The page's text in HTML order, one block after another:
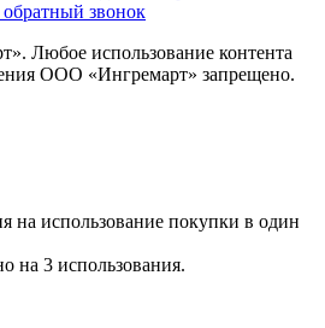
обратный звонок
Любое использование контента
ООО «Ингремарт» запрещено.
на использование покупки в один
на 3 использования.